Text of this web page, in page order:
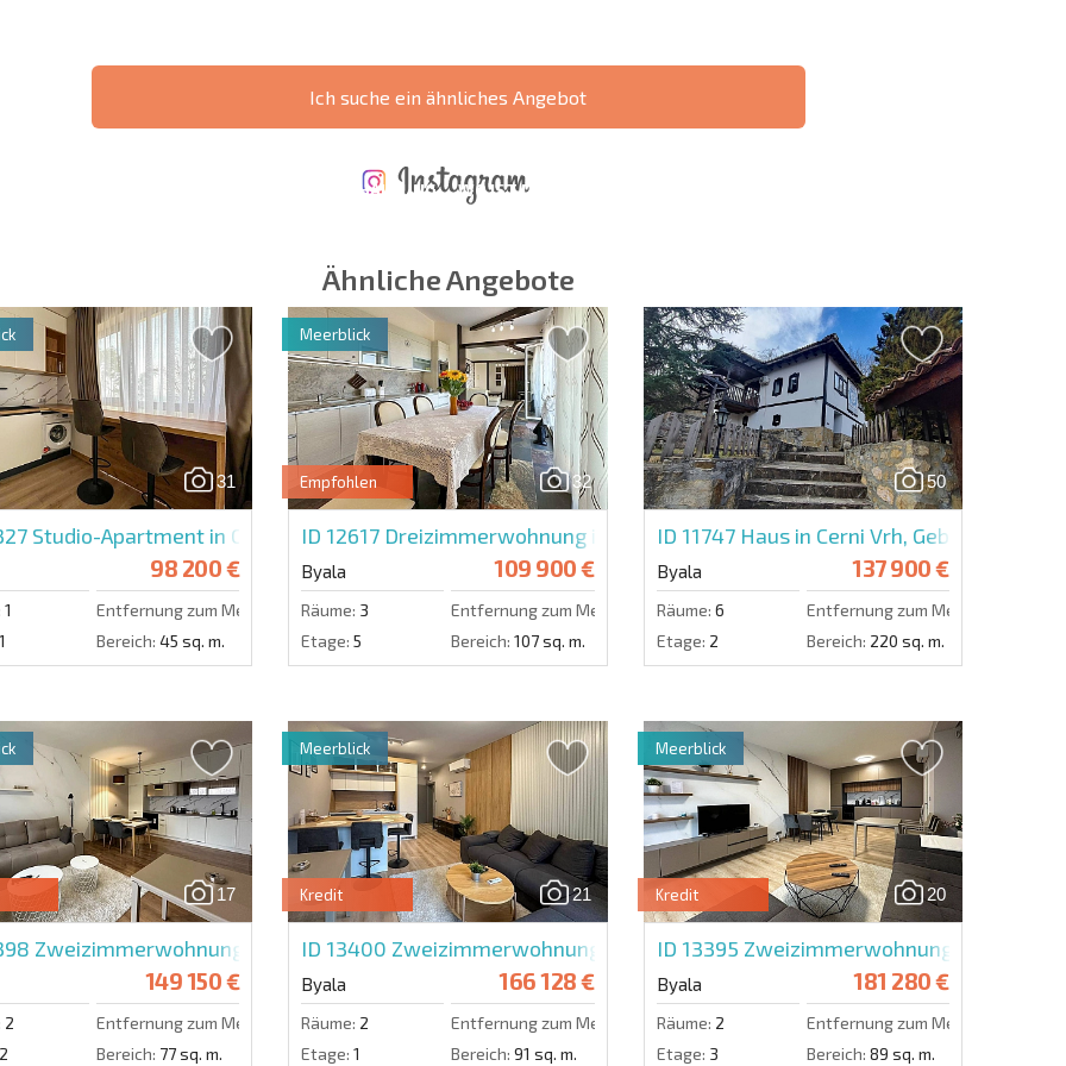
Ich suche ein ähnliches Angebot
Felder
Newsletter abonnieren | Durch Anklicken des Buttons stimmen Sie der
Nutzung Ihrer Daten zu.
Eine Nachricht schicken
INSTANDHALTUNG
WO IST DIE 6%-
Ähnliche Angebote
31
Studio-Apartment in Open Sea Residence
98 200 €
1 Entfernung zum Meer:
50 m.
1 Bereich: 45 sq. m.
32
Empfohlen
ID 12617 Dreizimmerwohnung in Pines Beach
Byala 109 900 €
Räume: 3 Entfernung zum Meer:
150 m.
Etage: 5 Bereich: 107 sq. m.
Meerblick
50
ID 11747 Haus in Cerni Vrh, Gebiet
Byala 137 900 €
Räume: 6 Entfernung zum Meer:
Etage: 2 Bereich: 220 sq. m.
17
Zweizimmerwohnung in Open Sea Residence
149 150 €
2 Entfernung zum Meer:
50 m.
2 Bereich: 77 sq. m.
21
Kredit
ID 13400 Zweizimmerwohnung in Open Sea Residence
Byala 166 128 €
Räume: 2 Entfernung zum Meer:
50 m.
Etage: 1 Bereich: 91 sq. m.
Meerblick
20
Kredit
ID 13395 Zweizimmerwohnung in Open
Byala 181 280 €
Räume: 2 Entfernung zum Meer:
Etage: 3 Bereich: 89 sq. m.
Meerblick